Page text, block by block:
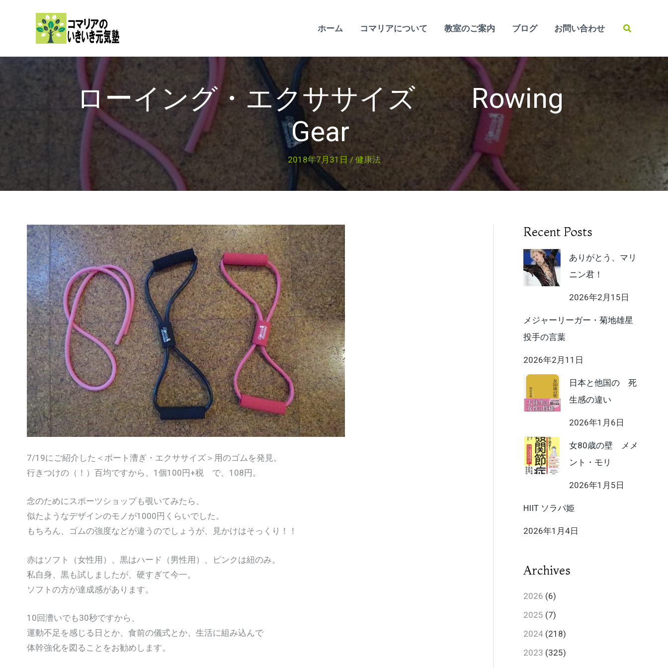
ホーム コマリアについて 教室のご案内 ブログ お問い合わせ
検
ローイング・エクササイズ Rowing
Gear
2018年7月31日/ 健康法
7/19にご紹介した＜ボート漕ぎ・エクササイズ＞用のゴムを発見。
行きつけの（！）百均ですから、1個100円+税 で、108円。
念のためにスポーツショップも覗いてみたら、
似たようなデザインのモノが1000円くらいでした。
もちろん、ゴムの強度などが違うのでしょうが、見かけはそっくり！！
赤はソフト（女性用）、黒はハード（男性用）、ピンクは紐のみ。
私自身、黒も試しましたが、硬すぎて今一。
ソフトの方が達成感があります。
10回漕いでも30秒ですから、
運動不足を感じる日とか、食前の儀式とか、生活に組み込んで
体幹強化を図ることをお勧めします。
Recent Posts
ありがとう、マリ
ニン君！
2026年2月15日
メジャーリーガー・菊地雄星
投手の言葉
2026年2月11日
日本と他国の 死
生感の違い
2026年1月6日
女80歳の壁 メメ
ント・モリ
2026年1月5日
HIIT ソラパ姫
2026年1月4日
Archives
2026 (6)
2025 (7)
2024 (218)
2023 (325)